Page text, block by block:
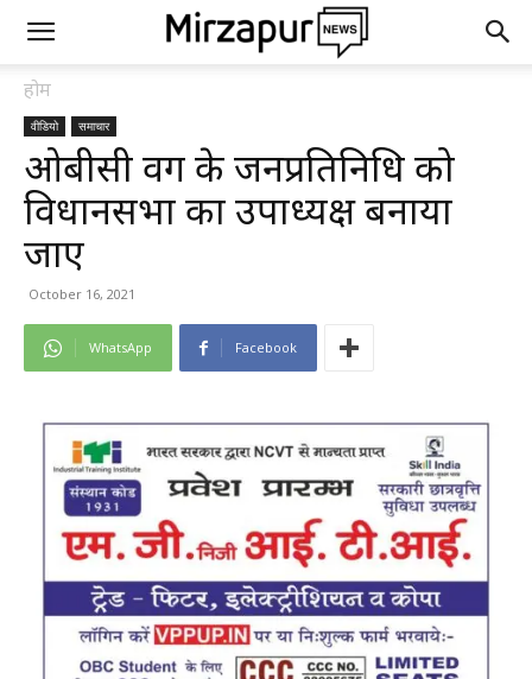
होम
वीडियो समाचार
ओबीसी वर्ग के जनप्रतिनिधि को
विधानसभा का उपाध्यक्ष बनाया
जाए
October 16, 2021
WhatsApp Facebook